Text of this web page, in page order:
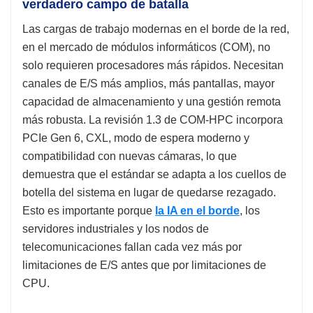
verdadero campo de batalla
Las cargas de trabajo modernas en el borde de la red,
en el mercado de módulos informáticos (COM), no
solo requieren procesadores más rápidos. Necesitan
canales de E/S más amplios, más pantallas, mayor
capacidad de almacenamiento y una gestión remota
más robusta. La revisión 1.3 de COM-HPC incorpora
PCIe Gen 6, CXL, modo de espera moderno y
compatibilidad con nuevas cámaras, lo que
demuestra que el estándar se adapta a los cuellos de
botella del sistema en lugar de quedarse rezagado.
Esto es importante porque la IA en el borde, los
servidores industriales y los nodos de
telecomunicaciones fallan cada vez más por
limitaciones de E/S antes que por limitaciones de
CPU.